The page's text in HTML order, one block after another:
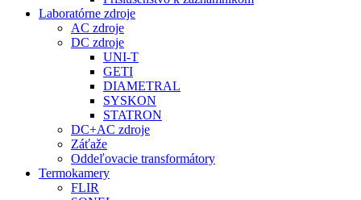
Laboratórne zdroje
AC zdroje
DC zdroje
UNI-T
GETI
DIAMETRAL
SYSKON
STATRON
DC+AC zdroje
Záťaže
Oddeľovacie transformátory
Termokamery
FLIR